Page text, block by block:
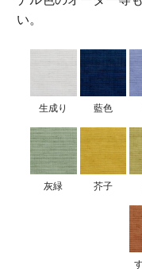
い。
生成り 藍色
灰緑 芥子